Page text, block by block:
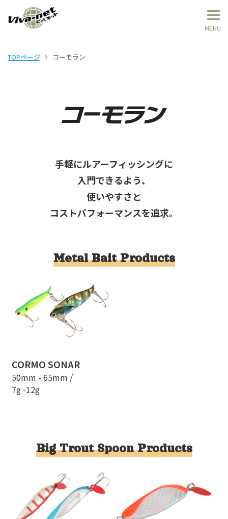
TOPページ コーモラン
手軽にルアーフィッシングに
入門できるよう、
使いやすさと
コストパフォーマンスを追求。
Metal Bait Products
CORMO SONAR
50mm - 65mm /
7g -12g
Big Trout Spoon Products